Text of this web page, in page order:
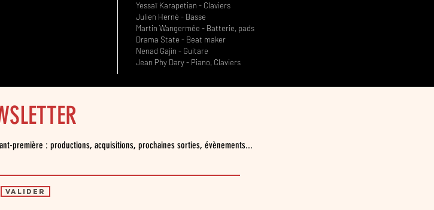
Yessaï Karapetian - Claviers
Julien Herné - Basse
Martin Wangermée - Batterie, pads
Drama State - Beat maker
Nenad Gajin - Guitare
Jean Phy Dary - Piano, Claviers
première : productions, acquisitions, prochaines sorties, évènements...
Valider